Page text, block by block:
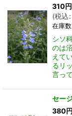
310円
(税込:
在庫
シソ
のは
えて
るリ
言っ
セー
380円